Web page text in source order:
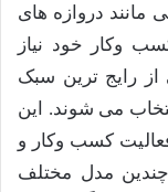
دروازه های
وکار خود نیاز
از رایج ترین سبک
می شوند. این
کسب وکار و
چندین مدل مختلف